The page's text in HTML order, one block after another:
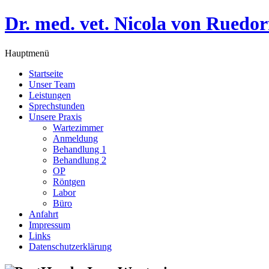
Dr. med. vet. Nicola von
Hauptmenü
Startseite
Unser Team
Leistungen
Sprechstunden
Unsere Praxis
Wartezimmer
Anmeldung
Behandlung 1
Behandlung 2
OP
Röntgen
Labor
Büro
Anfahrt
Impressum
Links
Datenschutzerklärung